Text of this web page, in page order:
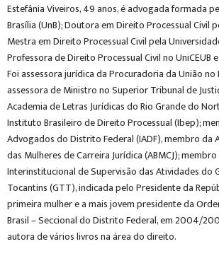
Estefânia Viveiros, 49 anos, é advogada formada
Brasília (UnB); Doutora em Direito Processual Civil
Mestra em Direito Processual Civil pela
Professora de Direito Processual Civil no UniCEUB
Foi assessora jurídica da Procuradoria da União
assessora de Ministro no Superior Tribunal de
Academia de Letras Jurídicas do Rio Grande do
Instituto Brasileiro de Direito Processual (Ibep);
Advogados do Distrito Federal (IADF), membro da
das Mulheres de Carreira Jurídica (ABMCJ);
Interinstitucional de Supervisão das Atividades do
Tocantins (GTT), indicada pelo Presidente da
primeira mulher e a mais jovem presidente da
Brasil – Seccional do Distrito Federal, em 2004/
autora de vários livros na área do direito.